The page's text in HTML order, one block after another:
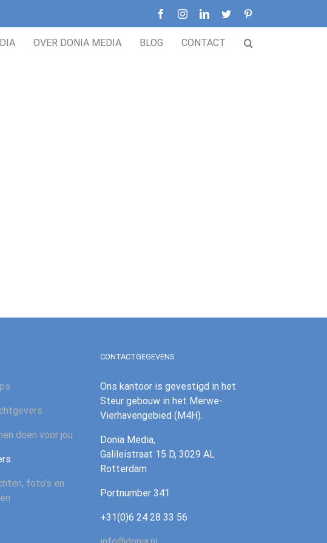
FacebookInstagramLinkedInTwitter
OVER DONIA MEDIA BLOG CONTACT
doen voor jou
foto’s en
CONTACTGEGEVENS
Ons kantoor is gevestigd in het
Steur gebouw in het Merwe-
Vierhavengebied (M4H).
Donia Media,
Galileistraat 15 D, 3029 AL
Rotterdam
‪Portnumber 341‪
+31(0)6 24 28 33 56